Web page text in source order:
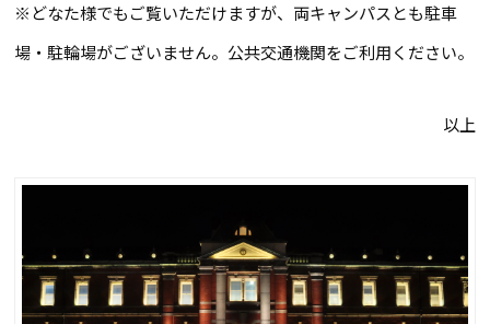
※どなた様でもご覧いただけますが、両キャンパスとも駐車
場・駐輪場がございません。公共交通機関をご利用ください。
以上